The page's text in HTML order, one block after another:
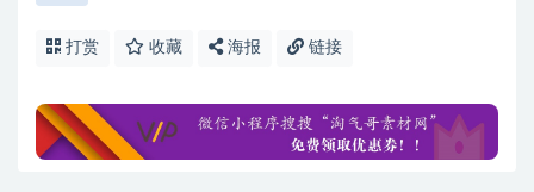
打赏 收藏 海报 链接